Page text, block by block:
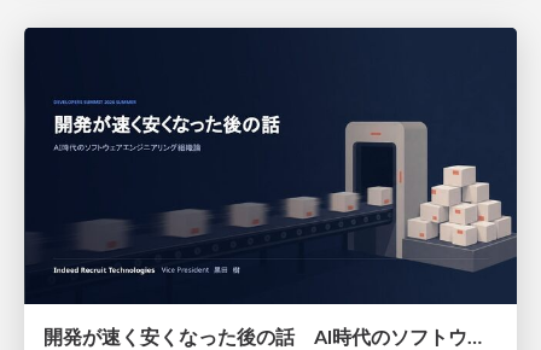
開発が速く安くなった後の話 AI時代のソフトウェアエンジニアリング組織論 #devsumi